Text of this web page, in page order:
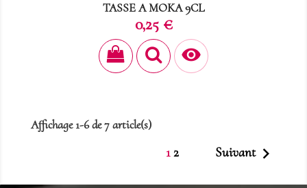
TASSE A MOKA 9CL
Prix
0,25 €

Affichage 1-6 de 7 article(s)
12 Suivant